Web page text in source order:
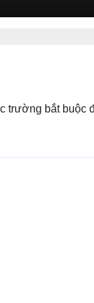
trường bắt buộc